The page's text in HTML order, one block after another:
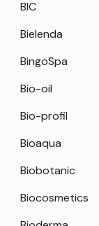
BIC
Bielenda
BingoSpa
Bio-oil
Bio-profil
Bioaqua
Biobotanic
Biocosmetics